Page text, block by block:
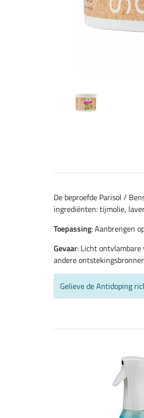
De beproefde Parisol /
ingrediënten: tijmolie,
Toepassing: Aanbrengen
Gevaar: Licht
andere
Gelieve de Antidoping